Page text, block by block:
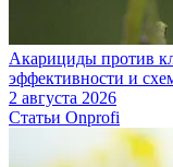
Акарициды против
эффективности и
2 августа 2026
Статьи Onprofi